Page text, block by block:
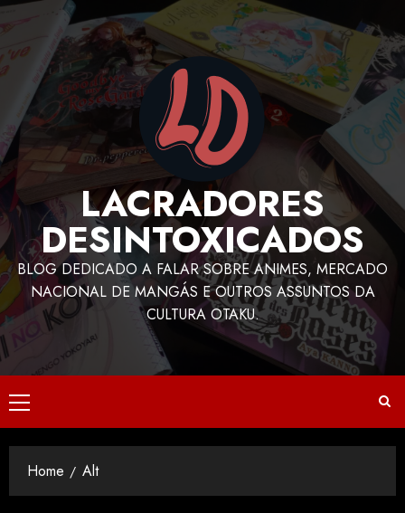
LACRADORES
DESINTOXICADOS
BLOG DEDICADO A FALAR SOBRE ANIMES, MERCADO
NACIONAL DE MANGÁS E OUTROS ASSUNTOS DA
CULTURA OTAKU.
Home Alt